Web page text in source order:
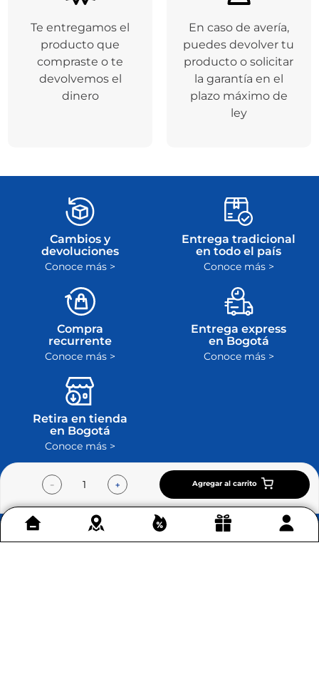
＋
－ Agregar al carrito
Te entregamos el
producto que
compraste o te
devolvemos el
dinero
En caso de avería,
puedes devolver tu
producto o solicitar
la garantía en el
plazo máximo de
ley
Cambios y
devoluciones
Conoce más >
Entrega tradicional
en todo el país
Conoce más >
Compra
recurrente
Conoce más >
Entrega express
en Bogotá
Conoce más >
Retira en tienda
en Bogotá
Conoce más >